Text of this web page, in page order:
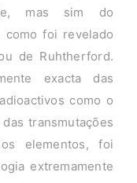
mas sim do
como foi revelado
de Ruhtherford.
exacta das
como o
transmutações
elementos, foi
extremamente